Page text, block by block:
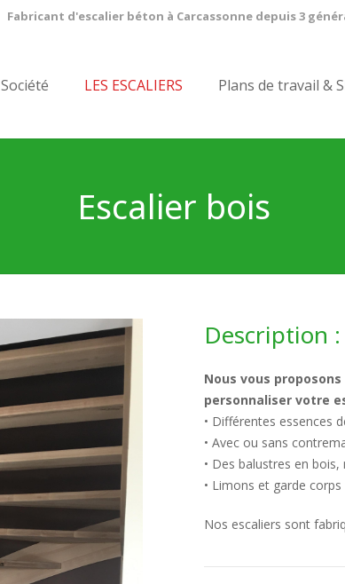
Fabricant d'escalier béton à Carcassonne depuis 3
Société LES ESCALIERS Plans de travail &
Escalier bois
Description :
Nous vous
personnaliser votre
• Différentes essences
• Avec ou sans
• Des balustres en
• Limons et garde corps
Nos escaliers sont